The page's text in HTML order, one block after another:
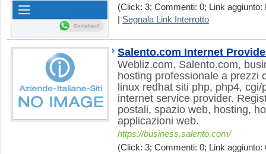
(Click: 3; Commenti: 0; Link aggiunto:
Segnala Link Interrotto
Salento.com Internet
Webliz.com, Salento.com,
hosting professionale a prezzi
linux redhat siti php, php4,
internet service provider.
postali, spazio web, hosting,
applicazioni web.
https://business.salento.com/
(Click: 3; Commenti: 0; Link aggiunto: